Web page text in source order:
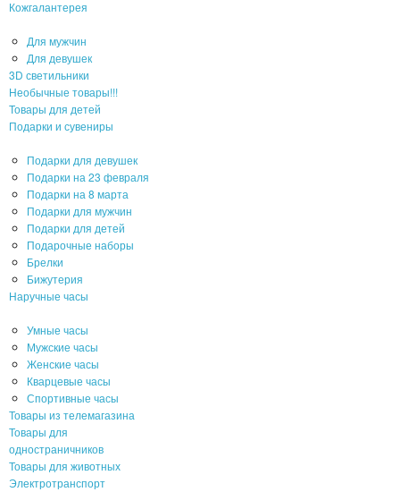
Кожгалантерея
Для мужчин
Для девушек
3D светильники
Необычные товары!!!
Товары для детей
Подарки и сувениры
Подарки для девушек
Подарки на 23 февраля
Подарки на 8 марта
Подарки для мужчин
Подарки для детей
Подарочные наборы
Брелки
Бижутерия
Наручные часы
Умные часы
Мужские часы
Женские часы
Кварцевые часы
Спортивные часы
Товары из телемагазина
Товары для
одностраничников
Товары для животных
Электротранспорт